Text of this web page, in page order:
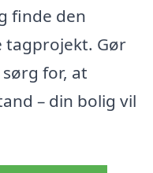
finde den
Gør
for, at
– din bolig vil